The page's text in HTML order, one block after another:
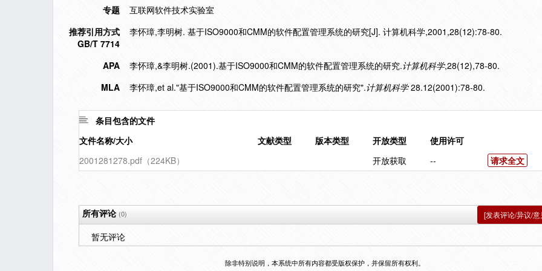
专题
互联网软件技术实验室
推荐引用方式
GB/T 7714
李怀璋,李明树. 基于ISO9000和CMM的软件配置管理系统的研究[J]. 计算机科学,2001,28(12):78-80.
APA 李怀璋,&李明树.(2001).基于ISO9000和CMM的软件配置管理系统的研究.计算机科学,28(12),78-80.
MLA
李怀璋,et al."基于ISO9000和CMM的软件配置管理系统的研究".计算机科学28.12(2001):78-80.
条目包含的文件
文件名称/大小
文献类型 版本类型 开放类型
使用许可
2001281278.pdf（224KB）
开放获取 -- 请求全文
所有评论(0) [发表评论/异议/意
暂无评论
除非特别说明，本系统中所有内容都受版权保护，并保留所有权利。